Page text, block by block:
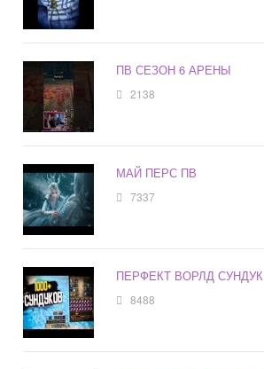
ПВ СЕЗОН 6 АРЕНЫ
2138
МАЙ ПЕРС ПВ
7337
ПЕРФЕКТ ВОРЛД СУНДУК
8488